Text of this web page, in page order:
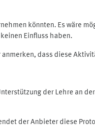
könnten. Es wäre
Einfluss haben.
dass diese
der Lehre an
der Anbieter diese